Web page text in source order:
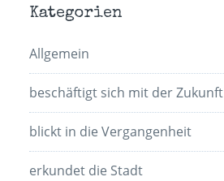
Kategorien
Allgemein
beschäftigt sich mit der Zukunft
blickt in die Vergangenheit
erkundet die Stadt